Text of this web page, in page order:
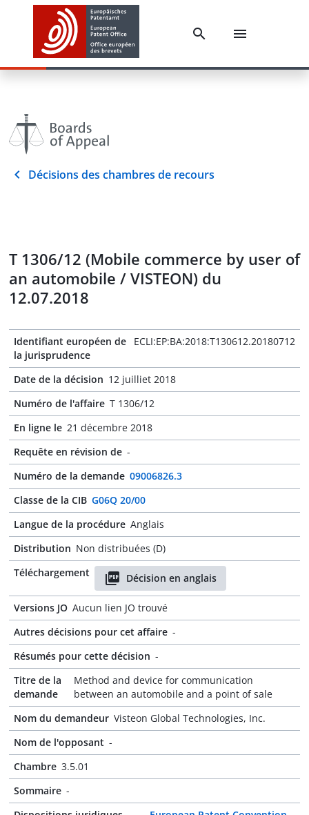
Décisions des chambres de recours
T 1306/12 (Mobile commerce by user of
an automobile / VISTEON) du
12.07.2018
Identifiant européen de
la jurisprudence
ECLI:EP:BA:2018:T130612.20180712
Date de la décision 12 juilliet 2018
Numéro de l'affaire T 1306/12
En ligne le 21 décembre 2018
Requête en révision de -
Numéro de la demande 09006826.3
Classe de la CIB G06Q 20/00
Langue de la procédure Anglais
Distribution Non distribuées (D)
Téléchargement
Décision en anglais
Versions JO Aucun lien JO trouvé
Autres décisions pour cet affaire -
Résumés pour cette décision -
Titre de la
demande
Method and device for communication
between an automobile and a point of sale
Nom du demandeur Visteon Global Technologies, Inc.
Nom de l'opposant -
Chambre 3.5.01
Sommaire -